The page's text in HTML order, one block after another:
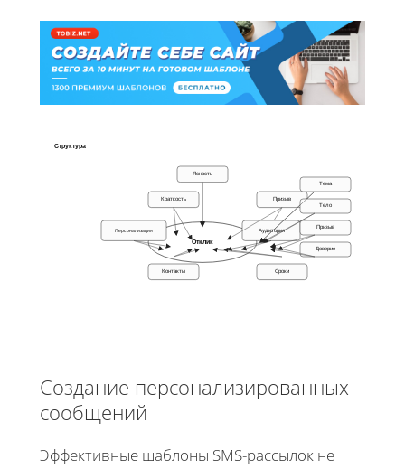
Структура
Отклик
Ясность
Краткость Призыв
Персонализация Аудитория
Контакты Сроки
Тема
Тело
Призыв
Доверие
Создание персонализированных
сообщений
Эффективные шаблоны SMS-рассылок не